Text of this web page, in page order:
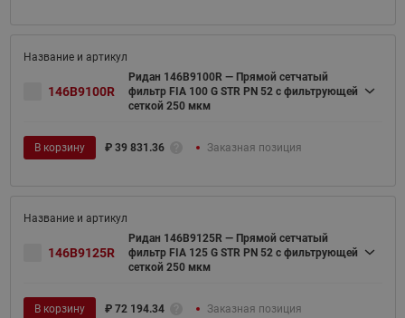
146B9100R
Ридан 146B9100R — Прямой сетчатый
фильтр FIA 100 G STR PN 52 c фильтрующей
сеткой 250 мкм
В корзину ₽ 39 831.36 Заказная позиция
146B9125R
Ридан 146B9125R — Прямой сетчатый
фильтр FIA 125 G STR PN 52 c фильтрующей
сеткой 250 мкм
В корзину ₽ 72 194.34 Заказная позиция